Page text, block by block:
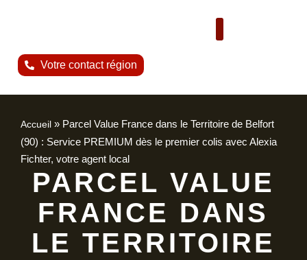
Votre contact région
Accueil » Parcel Value France dans le Territoire de Belfort
(90) : Service PREMIUM dès le premier colis avec Alexia
Fichter, votre agent local
PARCEL VALUE
FRANCE DANS
LE TERRITOIRE